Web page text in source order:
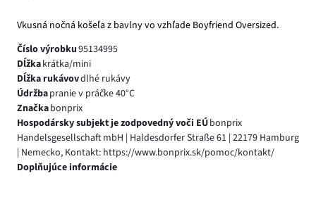
Vkusná nočná košeľa z bavlny vo vzhľade Boyfriend Oversized.
Číslo výrobku95134995
Dĺžkakrátka/mini
Dĺžka rukávovdlhé rukávy
Údržbapranie v práčke 40°C
Značkabonprix
Hospodársky subjekt je zodpovedný voči EÚbonprix
Handelsgesellschaft mbH | Haldesdorfer Straße 61 | 22179 Hamburg
| Nemecko, Kontakt: https://www.bonprix.sk/pomoc/kontakt/
Doplňujúce informácie